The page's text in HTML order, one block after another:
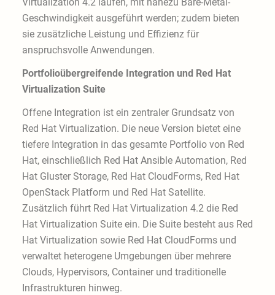
Geschwindigkeit ausgeführt werden; zudem bieten
sie zusätzliche Leistung und Effizienz für
anspruchsvolle Anwendungen.
Portfolioübergreifende Integration und Red Hat
Virtualization Suite
Offene Integration ist ein zentraler Grundsatz von
Red Hat Virtualization. Die neue Version bietet eine
tiefere Integration in das gesamte Portfolio von Red
Hat, einschließlich Red Hat Ansible Automation, Red
Hat Gluster Storage, Red Hat CloudForms, Red Hat
OpenStack Platform und Red Hat Satellite.
Zusätzlich führt Red Hat Virtualization 4.2 die Red
Hat Virtualization Suite ein. Die Suite besteht aus Red
Hat Virtualization sowie Red Hat CloudForms und
verwaltet heterogene Umgebungen über mehrere
Clouds, Hypervisors, Container und traditionelle
Infrastrukturen hinweg.